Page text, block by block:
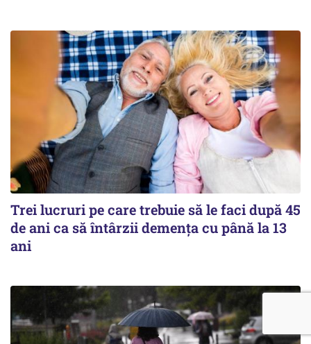
Trei lucruri pe care trebuie să le faci după 45
de ani ca să întârzii demența cu până la 13
ani